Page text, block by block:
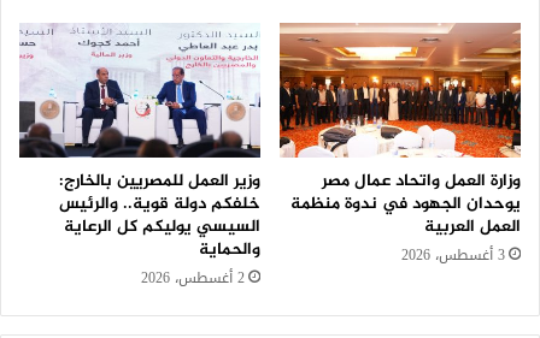
وزارة العمل واتحاد عمال مصر
يوحدان الجهود في ندوة منظمة
العمل العربية
3 أغسطس، 2026
وزير العمل للمصريين بالخارج:
خلفكم دولة قوية.. والرئيس
السيسي يوليكم كل الرعاية
والحماية
2 أغسطس، 2026